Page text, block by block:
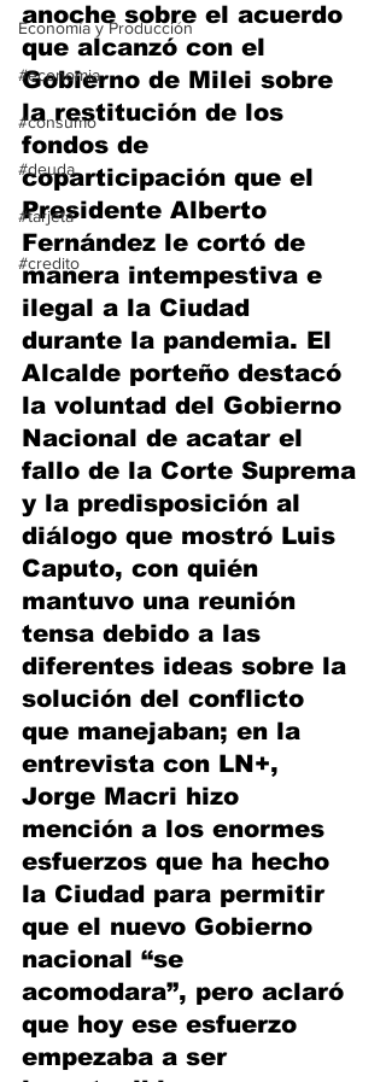
Economía y Producción
#economia
#consumo
#deuda
#tarjeta
#credito
anoche sobre el acuerdo
que alcanzó con el
Gobierno de Milei sobre
la restitución de los
fondos de
coparticipación que el
Presidente Alberto
Fernández le cortó de
manera intempestiva e
ilegal a la Ciudad
durante la pandemia. El
Alcalde porteño destacó
la voluntad del Gobierno
Nacional de acatar el
fallo de la Corte Suprema
y la predisposición al
diálogo que mostró Luis
Caputo, con quién
mantuvo una reunión
tensa debido a las
diferentes ideas sobre la
solución del conflicto
que manejaban; en la
entrevista con LN+,
Jorge Macri hizo
mención a los enormes
esfuerzos que ha hecho
la Ciudad para permitir
que el nuevo Gobierno
nacional “se
acomodara”, pero aclaró
que hoy ese esfuerzo
empezaba a ser